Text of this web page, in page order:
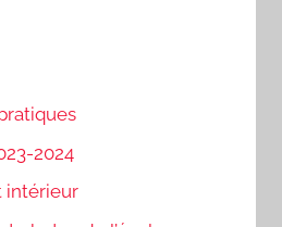
2024
intérieur